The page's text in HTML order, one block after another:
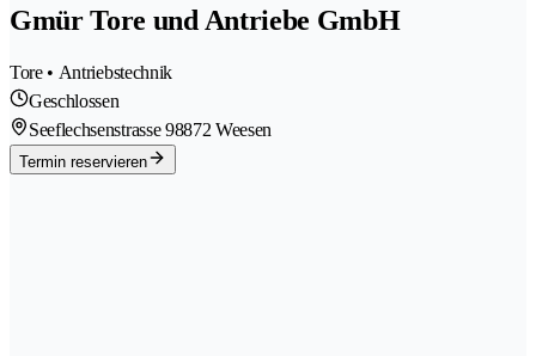
Gmür Tore und Antriebe GmbH
Tore • Antriebstechnik
Geschlossen
Seeflechsenstrasse 98872 Weesen
Termin reservieren